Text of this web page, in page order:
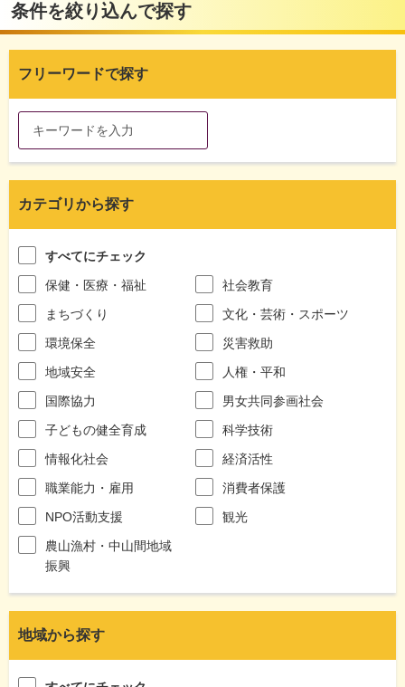
条件を絞り込んで探す
フリーワードで探す
カテゴリから探す
すべてにチェック
保健・医療・福祉
社会教育
まちづくり
文化・芸術・スポーツ
環境保全
災害救助
地域安全
人権・平和
国際協力
男女共同参画社会
子どもの健全育成
科学技術
情報化社会
経済活性
職業能力・雇用
消費者保護
NPO活動支援
観光
農山漁村・中山間地域
振興
地域から探す